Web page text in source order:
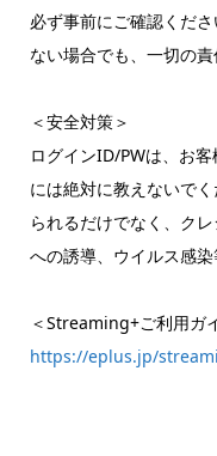
必ず事前にご確認くだ
ない場合でも、一切の責
＜安全対策＞
ログインID/PWは、お
には絶対に教えないで
られるだけでなく、ク
への誘導、ウイルス感染
＜Streaming+ご利用ガ
https://eplus.jp/